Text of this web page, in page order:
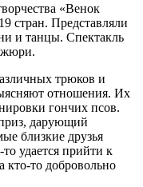
«Венок
стран. Представляли
и танцы. Спектакль
жюри.
трюков и
отношения. Их
гончих псов.
дарующий
близкие друзья
удается прийти к
кто-то добровольно